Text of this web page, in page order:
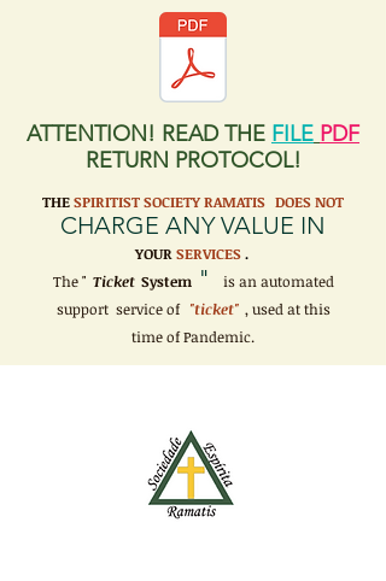
ATTENTION! READ THE FILE PDF
RETURN PROTOCOL!
THESPIRITIST SOCIETY RAMATIS DOES NOT
CHARGE ANY VALUE IN
YOUR SERVICES.
The " Ticket System"
is an automated
support service of "ticket" , used at this
time of Pandemic.